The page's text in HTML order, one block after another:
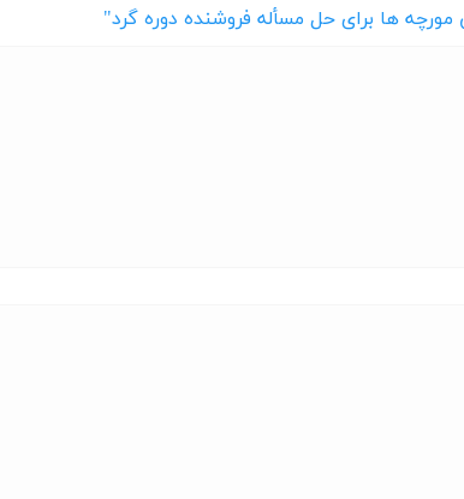
مورچه ها برای حل مسأله فروشنده دوره گرد"